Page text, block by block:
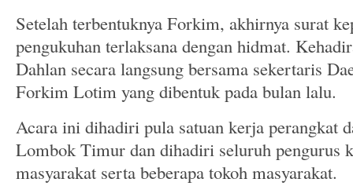
Setelah terbentuknya Forkim, akhirnya surat
pengukuhan terlaksana dengan hidmat.
Dahlan secara langsung bersama sekertaris
Forkim Lotim yang dibentuk pada bulan lalu.
Acara ini dihadiri pula satuan kerja perangkat
Lombok Timur dan dihadiri seluruh pengurus
masyarakat serta beberapa tokoh masyarakat.